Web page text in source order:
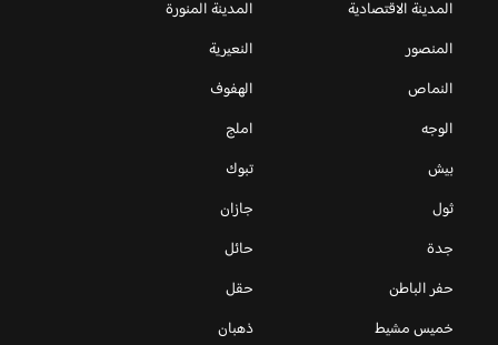
المدينة الاقتصادية
المدينة المنورة
المنصور
النعيرية
النماص
الهفوف
الوجه
املج
بيش
تبوك
ثول
جازان
جدة
حائل
حفر الباطن
حقل
خميس مشيط
ذهبان